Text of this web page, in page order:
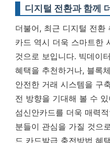
디지털 전환과 함께
더불어, 최근 디지털 전환
카드 역시 더욱 스마트한
것으로 보입니다. 빅데이
혜택을 추천하거나, 블록
안전한 거래 시스템을 구
전 방향을 기대해 볼 수
섬신안카드를 더욱 매력
분들이 관심을 가질 것으
드 카드발급 충전방법 혜